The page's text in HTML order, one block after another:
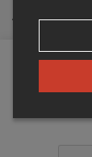
Achat